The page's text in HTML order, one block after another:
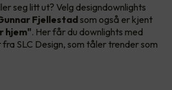
seg litt ut? Velg designdownlights
Fjellestadsom også er kjent
hjem". Her får du downlights med
SLC Design, som tåler trender som